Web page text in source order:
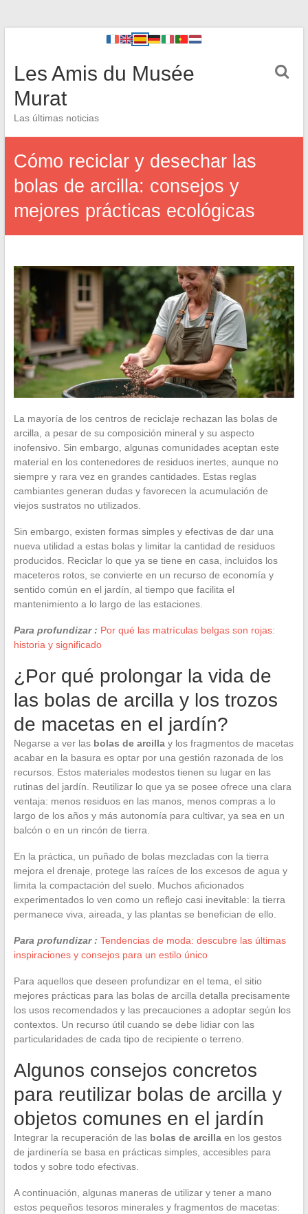
Les Amis du Musée
Murat
Las últimas noticias
Cómo reciclar y desechar las
bolas de arcilla: consejos y
mejores prácticas ecológicas
La mayoría de los centros de reciclaje rechazan las bolas de
arcilla, a pesar de su composición mineral y su aspecto
inofensivo. Sin embargo, algunas comunidades aceptan este
material en los contenedores de residuos inertes, aunque no
siempre y rara vez en grandes cantidades. Estas reglas
cambiantes generan dudas y favorecen la acumulación de
viejos sustratos no utilizados.
Sin embargo, existen formas simples y efectivas de dar una
nueva utilidad a estas bolas y limitar la cantidad de residuos
producidos. Reciclar lo que ya se tiene en casa, incluidos los
maceteros rotos, se convierte en un recurso de economía y
sentido común en el jardín, al tiempo que facilita el
mantenimiento a lo largo de las estaciones.
Para profundizar : Por qué las matrículas belgas son rojas:
historia y significado
¿Por qué prolongar la vida de
las bolas de arcilla y los trozos
de macetas en el jardín?
Negarse a ver las bolas de arcillay los fragmentos de macetas
acabar en la basura es optar por una gestión razonada de los
recursos. Estos materiales modestos tienen su lugar en las
rutinas del jardín. Reutilizar lo que ya se posee ofrece una clara
ventaja: menos residuos en las manos, menos compras a lo
largo de los años y más autonomía para cultivar, ya sea en un
balcón o en un rincón de tierra.
En la práctica, un puñado de bolas mezcladas con la tierra
mejora el drenaje, protege las raíces de los excesos de agua y
limita la compactación del suelo. Muchos aficionados
experimentados lo ven como un reflejo casi inevitable: la tierra
permanece viva, aireada, y las plantas se benefician de ello.
Para profundizar : Tendencias de moda: descubre las últimas
inspiraciones y consejos para un estilo único
Para aquellos que deseen profundizar en el tema, el sitio
mejores prácticas para las bolas de arcilla detalla precisamente
los usos recomendados y las precauciones a adoptar según los
contextos. Un recurso útil cuando se debe lidiar con las
particularidades de cada tipo de recipiente o terreno.
Algunos consejos concretos
para reutilizar bolas de arcilla y
objetos comunes en el jardín
Integrar la recuperación de las bolas de arcillaen los gestos
de jardinería se basa en prácticas simples, accesibles para
todos y sobre todo efectivas.
A continuación, algunas maneras de utilizar y tener a mano
estos pequeños tesoros minerales y fragmentos de macetas: